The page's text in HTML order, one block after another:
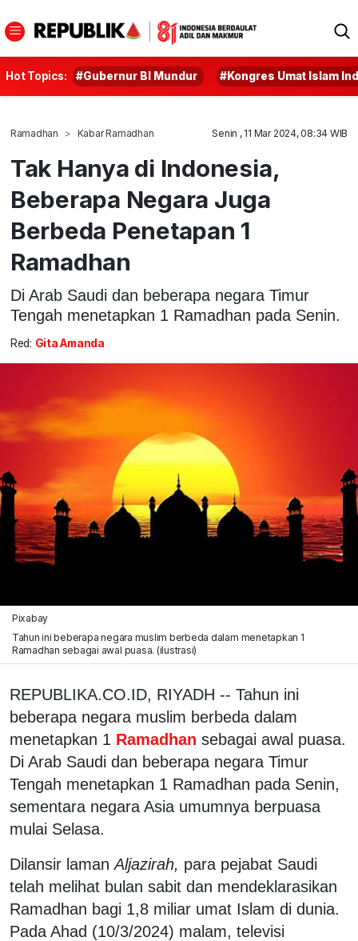
Hot Topics: #Gubernur BI Mundur #Kongres Umat Islam
Ramadhan Kabar Ramadhan Senin , 11 Mar 2024, 08:34 WIB
Tak Hanya di Indonesia,
Beberapa Negara Juga
Berbeda Penetapan 1
Ramadhan
Di Arab Saudi dan beberapa negara Timur
Tengah menetapkan 1 Ramadhan pada Senin.
Red: Gita Amanda
Pixabay
Tahun ini beberapa negara muslim berbeda dalam menetapkan 1
Ramadhan sebagai awal puasa. (ilustrasi)
REPUBLIKA.CO.ID, RIYADH -- Tahun ini
beberapa negara muslim berbeda dalam
menetapkan 1 Ramadhan sebagai awal puasa.
Di Arab Saudi dan beberapa negara Timur
Tengah menetapkan 1 Ramadhan pada Senin,
sementara negara Asia umumnya berpuasa
mulai Selasa.
Dilansir lamanAljazirah, para pejabat Saudi
telah melihat bulan sabit dan mendeklarasikan
Ramadhan bagi 1,8 miliar umat Islam di dunia.
Pada Ahad (10/3/2024) malam, televisi